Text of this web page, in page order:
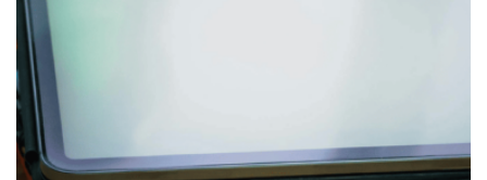
e-
czytnika